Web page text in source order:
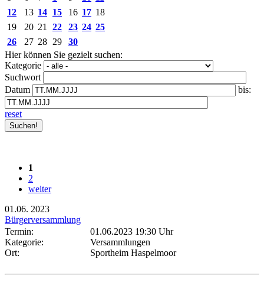
12
13 14 15 16 17 18
19
20 21 22 23 24 25
26
27 28 29
30
Hier können Sie gezielt suchen:
Kategorie
Suchwort
Datum
bis:
reset
1
2
weiter
01.06. 2023
Bürgerversammlung
Termin:
01.06.2023 19:30 Uhr
Kategorie:
Versammlungen
Ort:
Sportheim Haspelmoor